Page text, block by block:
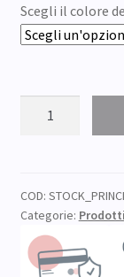
Scegli il colore
310
SFUSI(2570
PZ)
quantità
COD:
Categorie: